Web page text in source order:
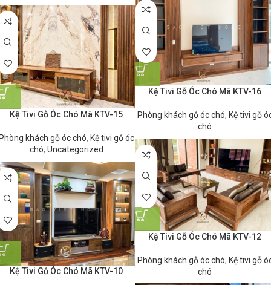
Kệ Tivi Gỗ Óc Chó Mã KTV-16
Phòng khách gỗ óc chó, Kệ tivi gỗ
chó
Kệ Tivi Gỗ Óc Chó Mã KTV-15
khách gỗ óc chó, Kệ tivi gỗ óc
chó, Uncategorized
Kệ Tivi Gỗ Óc Chó Mã KTV-12
Phòng khách gỗ óc chó, Kệ tivi gỗ
chó
Kệ Tivi Gỗ Óc Chó Mã KTV-10